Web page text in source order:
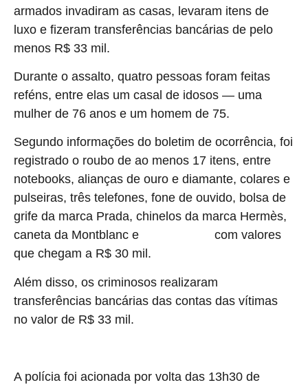
armados invadiram as casas, levaram itens de
luxo e fizeram transferências bancárias de pelo
menos R$ 33 mil.
Durante o assalto, quatro pessoas foram feitas
reféns, entre elas um casal de idosos — uma
mulher de 76 anos e um homem de 75.
Segundo informações do boletim de ocorrência, foi
registrado o roubo de ao menos 17 itens, entre
notebooks, alianças de ouro e diamante, colares e
pulseiras, três telefones, fone de ouvido, bolsa de
grife da marca Prada, chinelos da marca Hermès,
caneta da Montblanc e
com valores
que chegam a R$ 30 mil.
Além disso, os criminosos realizaram
transferências bancárias das contas das vítimas
no valor de R$ 33 mil.
A polícia foi acionada por volta das 13h30 de